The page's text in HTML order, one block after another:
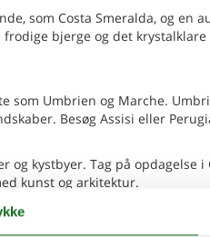
som Costa Smeralda, og en
bjerge og det krystalklare
som Umbrien og Marche.
Besøg Assisi eller
kystbyer. Tag på opdagelse
kunst og arkitektur.